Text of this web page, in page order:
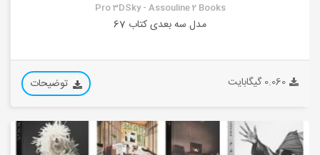
Pro 3DSky - Assouline 2 Books
مدل سه بعدی کتاب 67
0.060 گیگابایت توضیحات